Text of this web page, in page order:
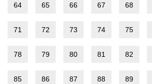
64 65 66 67 68
71 72 73 74 75
78 79 80 81 82
85 86 87 88 89